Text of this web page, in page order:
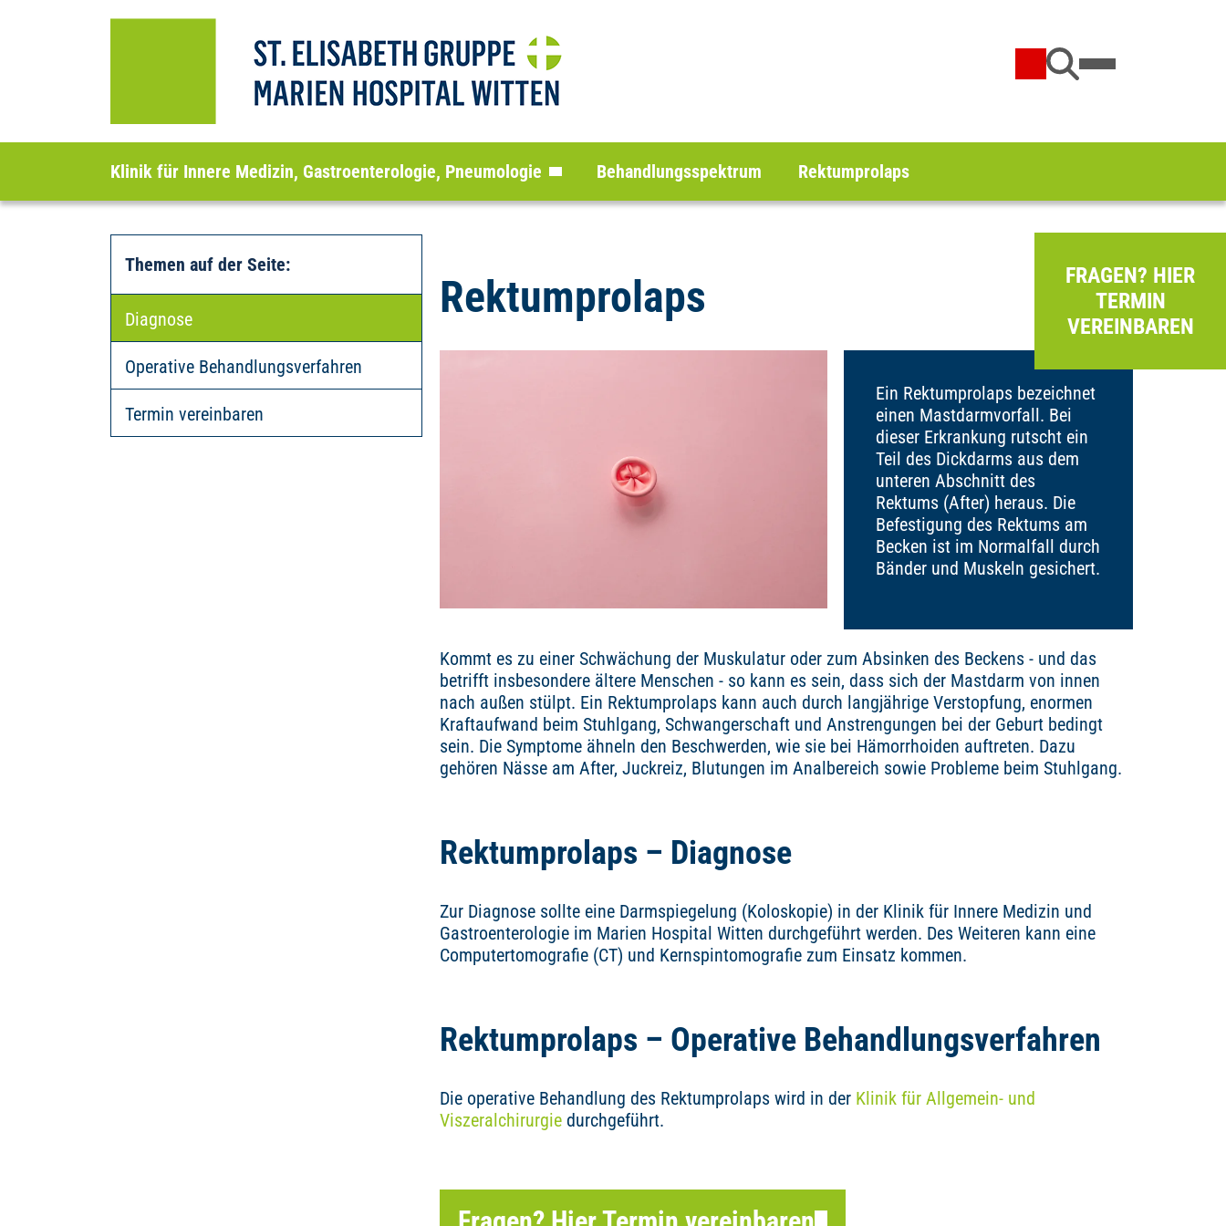
Klinik für Innere Medizin, Gastroenterologie, Pneumologie Behandlungsspektrum Rektumprolaps
Themen auf der Seite:
Diagnose
Operative Behandlungsverfahren
Termin vereinbaren
Rektumprolaps
Ein Rektumprolaps bezeichnet
einen Mastdarmvorfall. Bei
dieser Erkrankung rutscht ein
Teil des Dickdarms aus dem
unteren Abschnitt des
Rektums (After) heraus. Die
Befestigung des Rektums am
Becken ist im Normalfall durch
Bänder und Muskeln gesichert.
Kommt es zu einer Schwächung der Muskulatur oder zum Absinken des Beckens - und das
betrifft insbesondere ältere Menschen - so kann es sein, dass sich der Mastdarm von innen
nach außen stülpt. Ein Rektumprolaps kann auch durch langjährige Verstopfung, enormen
Kraftaufwand beim Stuhlgang, Schwangerschaft und Anstrengungen bei der Geburt bedingt
sein. Die Symptome ähneln den Beschwerden, wie sie bei Hämorrhoiden auftreten. Dazu
gehören Nässe am After, Juckreiz, Blutungen im Analbereich sowie Probleme beim Stuhlgang.
Rektumprolaps – Diagnose
Zur Diagnose sollte eine Darmspiegelung (Koloskopie) in der Klinik für Innere Medizin und
Gastroenterologie im Marien Hospital Witten durchgeführt werden. Des Weiteren kann eine
Computertomografie (CT) und Kernspintomografie zum Einsatz kommen.
Rektumprolaps – Operative Behandlungsverfahren
Die operative Behandlung des Rektumprolaps wird in der Klinik für Allgemein- und
Viszeralchirurgie durchgeführt.
FRAGEN? HIER
TERMIN
VEREINBAREN